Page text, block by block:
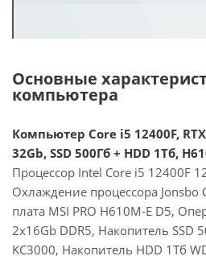
Основные
компьютера
Компьютер Core i5 12400F,
32Gb, SSD 500Гб + HDD 1Тб,
Процессор Intel Core i5 12400F
Охлаждение процессора Jonsbo
плата MSI PRO H610M-E D5,
2x16Gb DDR5, Накопитель SSD
KC3000, Накопитель HDD 1Тб